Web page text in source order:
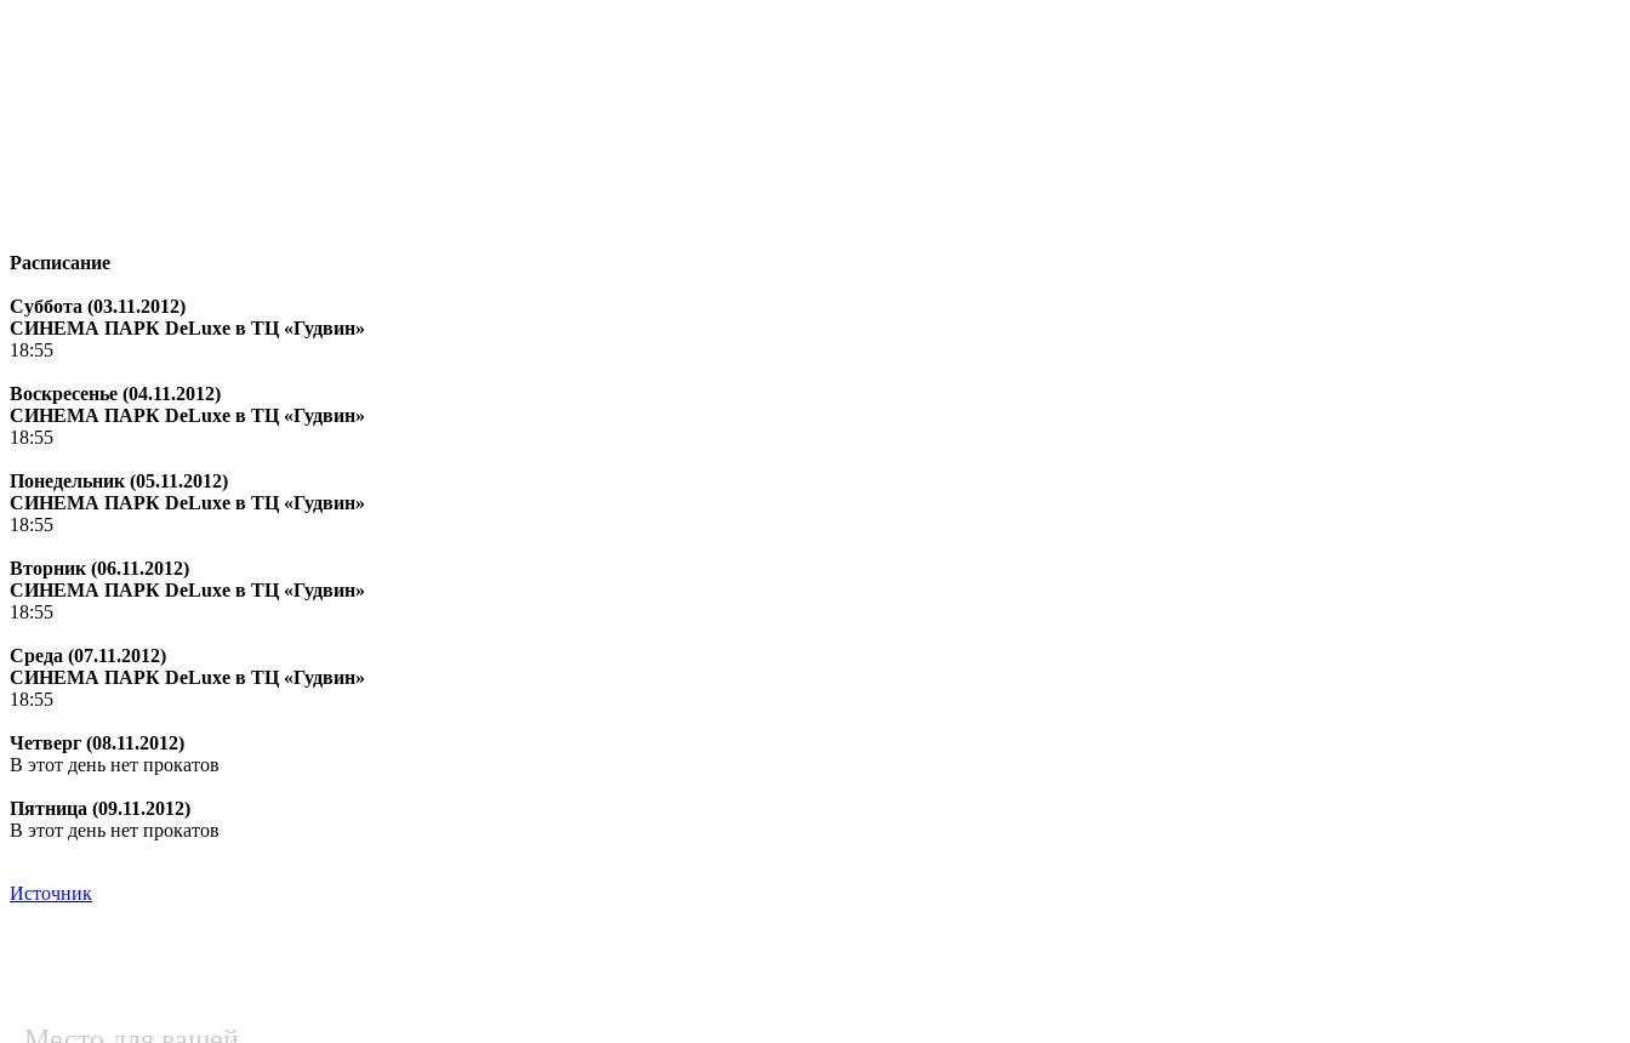
Расписание
Суббота (03.11.2012)
СИНЕМА ПАРК DeLuxe в ТЦ «Гудвин»
18:55
Воскресенье (04.11.2012)
СИНЕМА ПАРК DeLuxe в ТЦ «Гудвин»
18:55
Понедельник (05.11.2012)
СИНЕМА ПАРК DeLuxe в ТЦ «Гудвин»
18:55
Вторник (06.11.2012)
СИНЕМА ПАРК DeLuxe в ТЦ «Гудвин»
18:55
Среда (07.11.2012)
СИНЕМА ПАРК DeLuxe в ТЦ «Гудвин»
18:55
Четверг (08.11.2012)
В этот день нет прокатов
Пятница (09.11.2012)
В этот день нет прокатов
Источник